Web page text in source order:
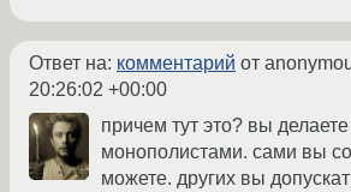
Ответ на: комментарий от
20:26:02 +00:00
причем тут это? вы
монополистами. сами вы
можете. других вы